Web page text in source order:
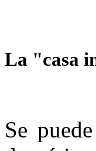
La "casa
Se